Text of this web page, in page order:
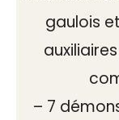
gaulois
– 7